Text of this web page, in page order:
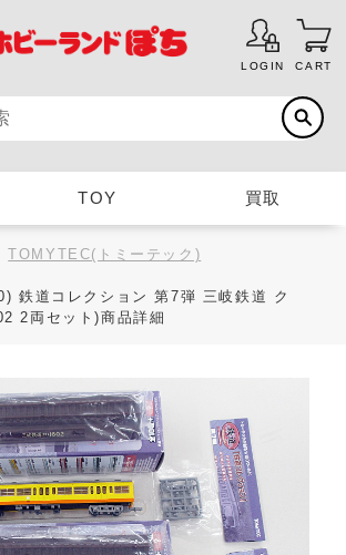
LOGIN CART
TOY 買取
TOMYTEC(トミーテック)
鉄道コレクション 第7弾 三岐鉄道 ク
2両セット)商品詳細